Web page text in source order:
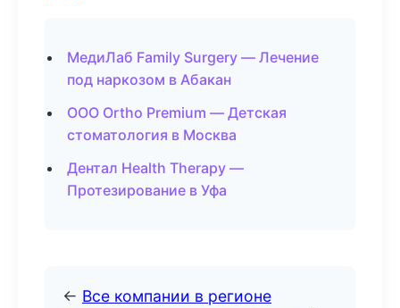
МедиЛаб Family Surgery — Лечение
под наркозом в Абакан
ООО Ortho Premium — Детская
стоматология в Москва
Дентал Health Therapy —
Протезирование в Уфа
← Все компании в регионе